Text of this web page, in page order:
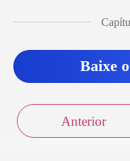
te, ela
Baixe
Anterior